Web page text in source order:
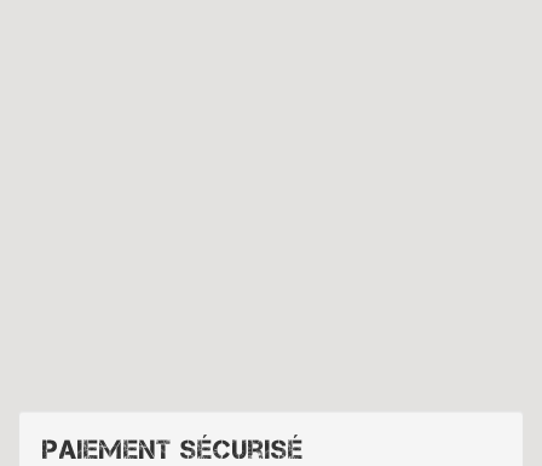
Paiement sécurisé